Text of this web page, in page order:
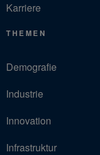
Karriere
THEMEN
Demografie
Industrie
Innovation
Infrastruktur